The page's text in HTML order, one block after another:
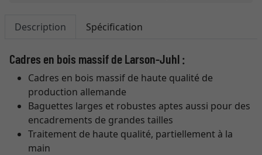
Description Spécification
Cadres en bois massif de Larson-Juhl :
Cadres en bois massif de haute qualité de
production allemande
Baguettes larges et robustes aptes aussi pour des
encadrements de grandes tailles
Traitement de haute qualité, partiellement à la
main